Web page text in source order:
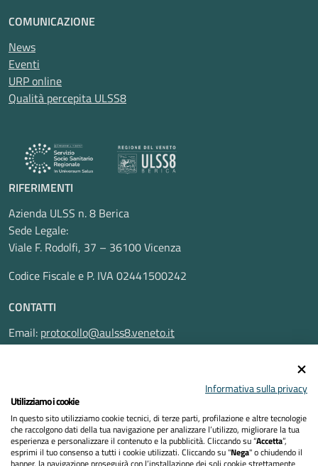
COMUNICAZIONE
News
Eventi
URP online
Qualità percepita ULSS8
RIFERIMENTI
Azienda ULSS n. 8 Berica
Sede Legale:
Viale F. Rodolfi, 37 – 36100 Vicenza
Codice Fiscale e P. IVA 02441500242
CONTATTI
Email: protocollo@aulss8.veneto.it
Pec:protocollo.aulss8@pecveneto.it
Privacy Policy
Informativa sulla privacy
Utilizziamo i cookie
In questo sito utilizziamo cookie tecnici, di terze parti, profilazione e altre tecnologie
che raccolgono dati della tua navigazione per analizzare l’utilizzo, migliorare la tua
esperienza e personalizzare il contenuto e la pubblicità. Cliccando su “Accetta”,
esprimi il tuo consenso a tutti i cookie utilizzati. Cliccando su "Nega" o chiudendo il